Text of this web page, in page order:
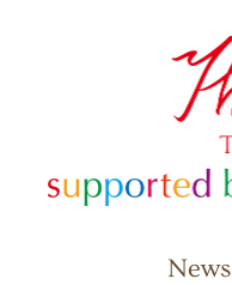
MLESNA TEA
News